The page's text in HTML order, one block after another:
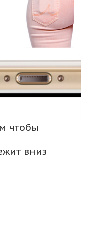
чтобы
вниз